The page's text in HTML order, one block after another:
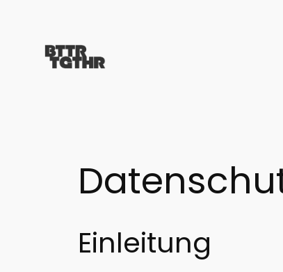
springen
Einleitung